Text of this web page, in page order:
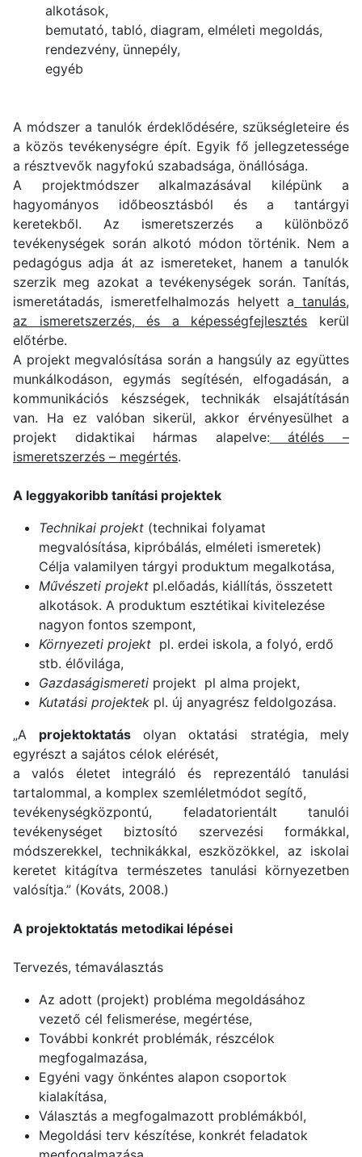
alkotások,
bemutató, tabló, diagram, elméleti megoldás,
rendezvény, ünnepély,
egyéb
A módszer a tanulók érdeklődésére, szükségleteire és
a közös tevékenységre épít. Egyik fő jellegzetessége
a résztvevők nagyfokú szabadsága, önállósága.
A projektmódszer alkalmazásával kilépünk a
hagyományos időbeosztásból és a tantárgyi
keretekből. Az ismeretszerzés a különböző
tevékenységek során alkotó módon történik. Nem a
pedagógus adja át az ismereteket, hanem a tanulók
szerzik meg azokat a tevékenységek során. Tanítás,
ismeretátadás, ismeretfelhalmozás helyett a tanulás,
az ismeretszerzés, és a képességfejlesztés kerül
előtérbe.
A projekt megvalósítása során a hangsúly az együttes
munkálkodáson, egymás segítésén, elfogadásán, a
kommunikációs készségek, technikák elsajátításán
van. Ha ez valóban sikerül, akkor érvényesülhet a
projekt didaktikai hármas alapelve:átélés –
ismeretszerzés – megértés.
A leggyakoribb tanítási projektek
Technikai projekt (technikai folyamat
megvalósítása, kipróbálás, elméleti ismeretek)
Célja valamilyen tárgyi produktum megalkotása,
Művészeti projekt pl.előadás, kiállítás, összetett
alkotások. A produktum esztétikai kivitelezése
nagyon fontos szempont,
Környezeti projekt pl. erdei iskola, a folyó, erdő
stb. élővilága,
Gazdaságismereti projekt pl alma projekt,
Kutatási projektek pl. új anyagrész feldolgozása.
„A projektoktatás olyan oktatási stratégia, mely
egyrészt a sajátos célok elérését,
a valós életet integráló és reprezentáló tanulási
tartalommal, a komplex szemléletmódot segítő,
tevékenységközpontú, feladatorientált tanulói
tevékenységet biztosító szervezési formákkal,
módszerekkel, technikákkal, eszközökkel, az iskolai
keretet kitágítva természetes tanulási környezetben
valósítja.” (Kováts, 2008.)
A projektoktatás metodikai lépései
Tervezés, témaválasztás
Az adott (projekt) probléma megoldásához
vezető cél felismerése, megértése,
További konkrét problémák, részcélok
megfogalmazása,
Egyéni vagy önkéntes alapon csoportok
kialakítása,
Választás a megfogalmazott problémákból,
Megoldási terv készítése, konkrét feladatok